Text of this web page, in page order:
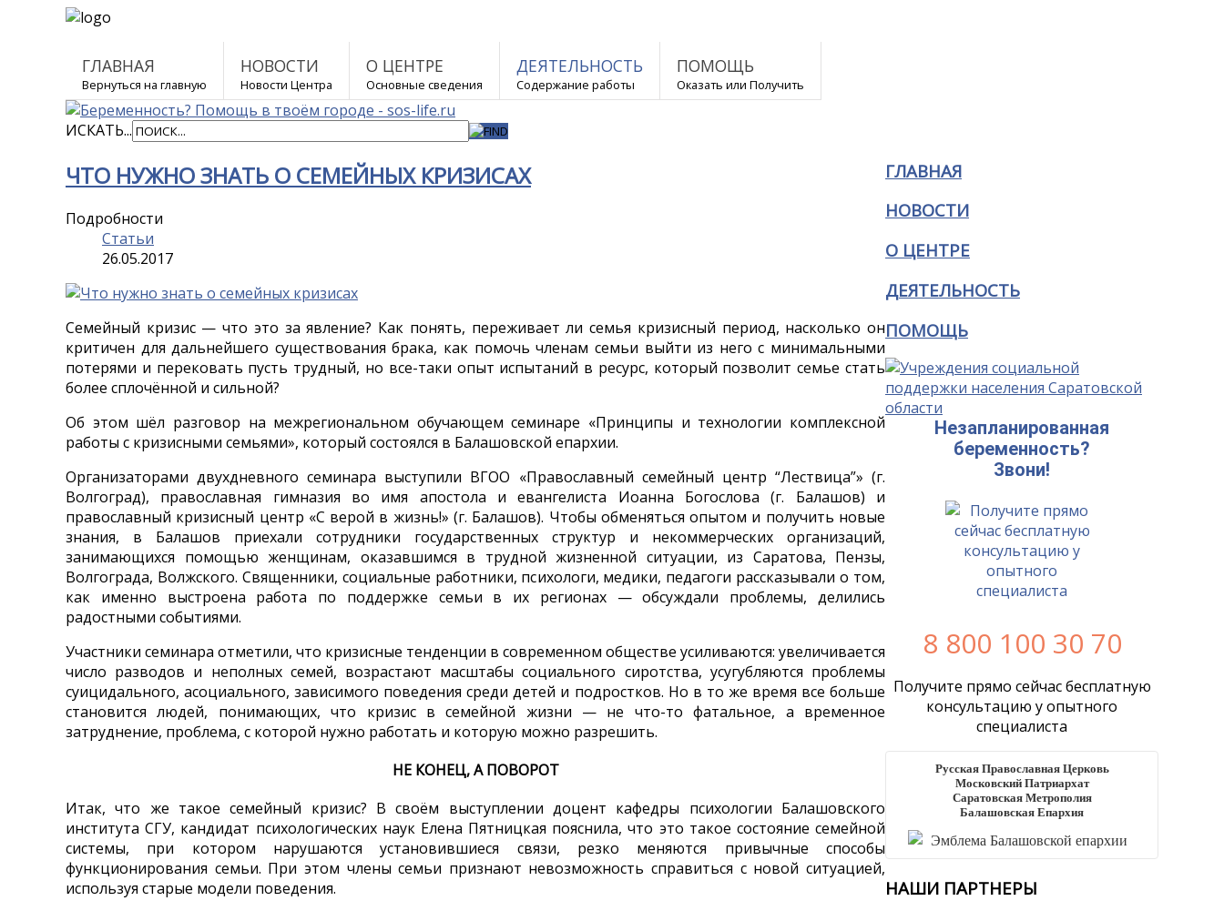
ГЛАВНАЯ
Вернуться на главную
НОВОСТИ
Новости Центра
О ЦЕНТРЕ
Основные сведения
ДЕЯТЕЛЬНОСТЬ
Содержание работы
ПОМОЩЬ
Оказать или Получить
ИСКАТЬ...
ЧТО НУЖНО ЗНАТЬ О СЕМЕЙНЫХ КРИЗИСАХ
Подробности
Статьи
26.05.2017
Семейный кризис — что это за явление? Как понять, переживает ли семья кризисный период, насколько он
критичен для дальнейшего существования брака, как помочь членам семьи выйти из него с минимальными
потерями и перековать пусть трудный, но все-таки опыт испытаний в ресурс, который позволит семье стать
более сплочённой и сильной?
Об этом шёл разговор на межрегиональном обучающем семинаре «Принципы и технологии комплексной
работы с кризисными семьями», который состоялся в Балашовской епархии.
Организаторами двухдневного семинара выступили ВГОО «Православный семейный центр “Лествица”» (г.
Волгоград), православная гимназия во имя апостола и евангелиста Иоанна Богослова (г. Балашов) и
православный кризисный центр «С верой в жизнь!» (г. Балашов). Чтобы обменяться опытом и получить новые
знания, в Балашов приехали сотрудники государственных структур и некоммерческих организаций,
занимающихся помощью женщинам, оказавшимся в трудной жизненной ситуации, из Саратова, Пензы,
Волгограда, Волжского. Священники, социальные работники, психологи, медики, педагоги рассказывали о том,
как именно выстроена работа по поддержке семьи в их регионах — обсуждали проблемы, делились
радостными событиями.
Участники семинара отметили, что кризисные тенденции в современном обществе усиливаются: увеличивается
число разводов и неполных семей, возрастают масштабы социального сиротства, усугубляются проблемы
суицидального, асоциального, зависимого поведения среди детей и подростков. Но в то же время все больше
становится людей, понимающих, что кризис в семейной жизни — не что-то фатальное, а временное
затруднение, проблема, с которой нужно работать и которую можно разрешить.
НЕ КОНЕЦ, А ПОВОРОТ
Итак, что же такое семейный кризис? В своём выступлении доцент кафедры психологии Балашовского
института СГУ, кандидат психологических наук Елена Пятницкая пояснила, что это такое состояние семейной
системы, при котором нарушаются установившиеся связи, резко меняются привычные способы
функционирования семьи. При этом члены семьи признают невозможность справиться с новой ситуацией,
используя старые модели поведения.
ГЛАВНАЯ
НОВОСТИ
О ЦЕНТРЕ
ДЕЯТЕЛЬНОСТЬ
ПОМОЩЬ
Незапланированная
беременность?
Звони!
8 800 100 30 70
Получите прямо сейчас бесплатную
консультацию у опытного
специалиста
Русская Православная Церковь
Московский Патриархат
Саратовская Метрополия
Балашовская Епархия
НАШИ ПАРТНЕРЫ